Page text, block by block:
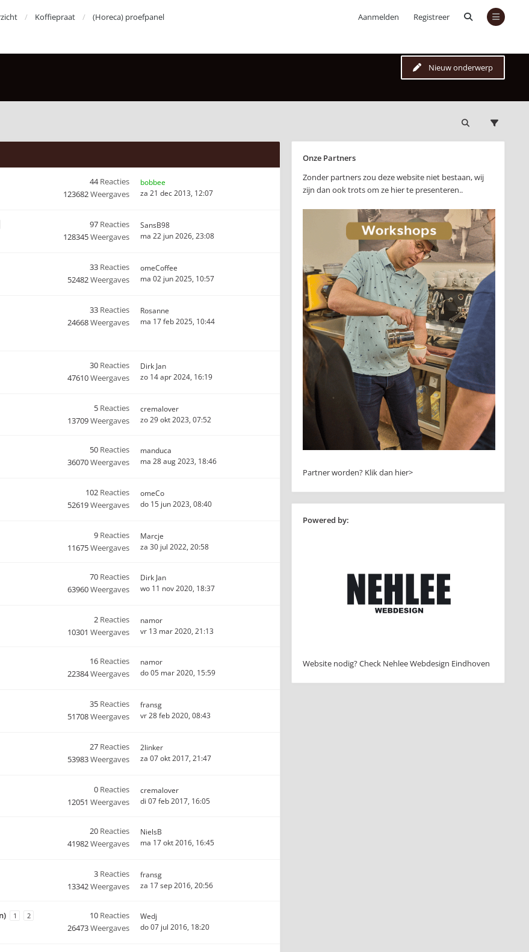
Aanmelden Registreer
Koffiepraat (Horeca) proefpanel
Nieuw onderwerp
44Reacties
123682Weergaves
bobbee
za 21 dec 2013, 12:07
97 Reacties
128345Weergaves
SansB98
ma 22 jun 2026, 23:08
33 Reacties
52482Weergaves
omeCoffee
ma 02 jun 2025, 10:57
33 Reacties
24668Weergaves
Rosanne
ma 17 feb 2025, 10:44
30 Reacties
47610Weergaves
Dirk Jan
zo 14 apr 2024, 16:19
5 Reacties
13709Weergaves
cremalover
zo 29 okt 2023, 07:52
50 Reacties
36070Weergaves
manduca
ma 28 aug 2023, 18:46
102 Reacties
52619Weergaves
omeCo
do 15 jun 2023, 08:40
9 Reacties
11675Weergaves
Marcje
za 30 jul 2022, 20:58
70 Reacties
63960Weergaves
Dirk Jan
wo 11 nov 2020, 18:37
2 Reacties
10301 Weergaves
namor
vr 13 mar 2020, 21:13
16 Reacties
22384Weergaves
namor
do 05 mar 2020, 15:59
35 Reacties
51708Weergaves
fransg
vr 28 feb 2020, 08:43
27 Reacties
53983Weergaves
2linker
za 07 okt 2017, 21:47
0 Reacties
12051 Weergaves
cremalover
di 07 feb 2017, 16:05
20 Reacties
41982Weergaves
NielsB
ma 17 okt 2016, 16:45
3 Reacties
13342Weergaves
fransg
za 17 sep 2016, 20:56
1 2 10 Reacties
26473Weergaves
Wedj
do 07 jul 2016, 18:20
Onze Partners
Zonder partners zou deze website niet bestaan, wij
zijn dan ook trots om ze hier te presenteren..
Partner worden? Klik dan hier>
Powered by:
Website nodig? Check Nehlee Webdesign Eindhoven